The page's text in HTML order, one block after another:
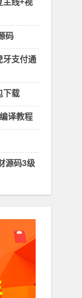
主线+视
码
牙支付通
下载
译教程
源码3级